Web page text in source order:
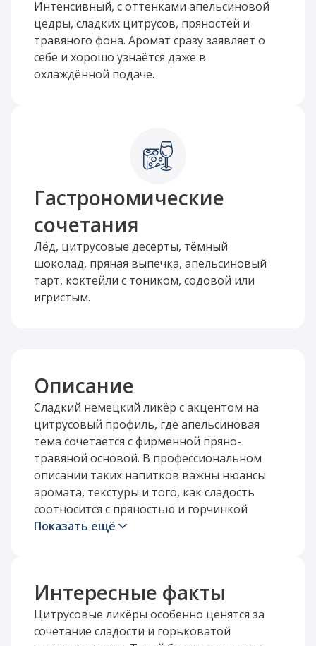
Интенсивный, с оттенками апельсиновой
цедры, сладких цитрусов, пряностей и
травяного фона. Аромат сразу заявляет о
себе и хорошо узнаётся даже в
охлаждённой подаче.
Гастрономические
сочетания
Лёд, цитрусовые десерты, тёмный
шоколад, пряная выпечка, апельсиновый
тарт, коктейли с тоником, содовой или
игристым.
Описание
Сладкий немецкий ликёр с акцентом на
цитрусовый профиль, где апельсиновая
тема сочетается с фирменной пряно-
травяной основой. В профессиональном
описании таких напитков важны нюансы
аромата, текстуры и того, как сладость
соотносится с пряностью и горчинкой
цедры; именно такие ориентиры
Стиль ликёра предполагает яркий аромат
спелого апельсина, цукатов, пряностей и
трав с более мягкой, округлой атакой во
Показать ещё
Интересные факты
Цитрусовые ликёры особенно ценятся за
сочетание сладости и горьковатой